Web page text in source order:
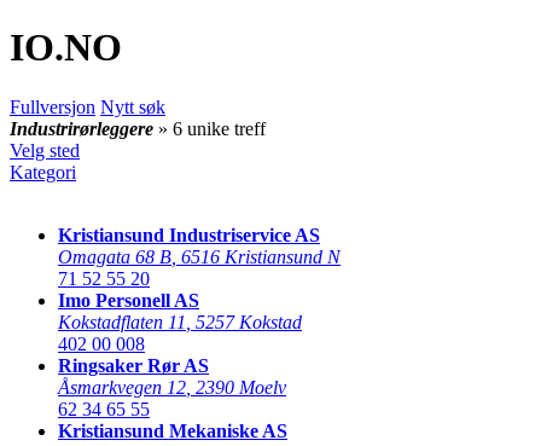
IO.NO
Fullversjon Nytt søk
Industrirørleggere » 6 unike treff
Velg sted
Kategori
Kristiansund Industriservice AS
Omagata 68 B 6516 Kristiansund N
71 52 55 20
Imo Personell AS
Kokstadflaten 11 5257 Kokstad
402 00 008
Ringsaker Rør AS
Åsmarkvegen 12 2390 Moelv
62 34 65 55
Kristiansund Mekaniske AS